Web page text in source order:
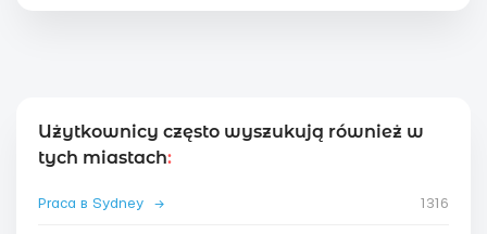
Użytkownicy często wyszukują również w
tych miastach:
Praca в Sydney → 1316